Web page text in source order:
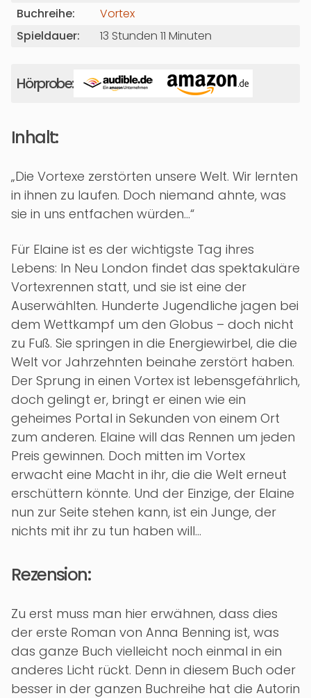
Buchreihe:
Vortex
Spieldauer:
13 Stunden 11 Minuten
Hörprobe:
Inhalt:
„Die Vortexe zerstörten unsere Welt. Wir lernten
in ihnen zu laufen. Doch niemand ahnte, was
sie in uns entfachen würden…“
Für Elaine ist es der wichtigste Tag ihres
Lebens: In Neu London findet das spektakuläre
Vortexrennen statt, und sie ist eine der
Auserwählten. Hunderte Jugendliche jagen bei
dem Wettkampf um den Globus – doch nicht
zu Fuß. Sie springen in die Energiewirbel, die die
Welt vor Jahrzehnten beinahe zerstört haben.
Der Sprung in einen Vortex ist lebensgefährlich,
doch gelingt er, bringt er einen wie ein
geheimes Portal in Sekunden von einem Ort
zum anderen. Elaine will das Rennen um jeden
Preis gewinnen. Doch mitten im Vortex
erwacht eine Macht in ihr, die die Welt erneut
erschüttern könnte. Und der Einzige, der Elaine
nun zur Seite stehen kann, ist ein Junge, der
nichts mit ihr zu tun haben will…
Rezension:
Zu erst muss man hier erwähnen, dass dies
der erste Roman von Anna Benning ist, was
das ganze Buch vielleicht noch einmal in ein
anderes Licht rückt. Denn in diesem Buch oder
besser in der ganzen Buchreihe hat die Autorin